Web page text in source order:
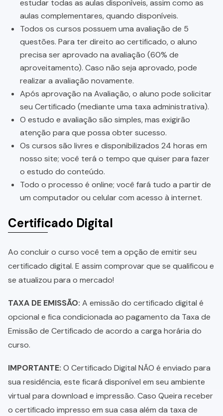
estudar todas as aulas disponíveis, assim como as
aulas complementares, quando disponíveis.
Todos os cursos possuem uma avaliação de 5
questões. Para ter direito ao certificado, o aluno
precisa ser aprovado na avaliação (60% de
aproveitamento). Caso não seja aprovado, pode
realizar a avaliação novamente.
Após aprovação na Avaliação, o aluno pode solicitar
seu Certificado (mediante uma taxa administrativa).
O estudo e avaliação são simples, mas exigirão
atenção para que possa obter sucesso.
Os cursos são livres e disponibilizados 24 horas em
nosso site; você terá o tempo que quiser para fazer
o estudo do conteúdo.
Todo o processo é online; você fará tudo a partir de
um computador ou celular com acesso à internet.
Certificado Digital
Ao concluir o curso você tem a opção de emitir seu
certificado digital. E assim comprovar que se qualificou e
se atualizou para o mercado!
TAXA DE EMISSÃO: A emissão do certificado digital é
opcional e fica condicionada ao pagamento da Taxa de
Emissão de Certificado de acordo a carga horária do
curso.
IMPORTANTE: O Certificado Digital NÃO é enviado para
sua residência, este ficará disponível em seu ambiente
virtual para download e impressão. Caso Queira receber
o certificado impresso em sua casa além da taxa de